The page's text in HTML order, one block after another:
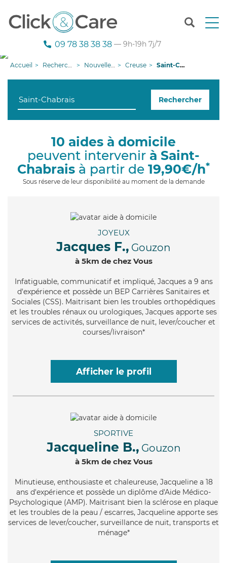
T
n
g
09 78 38 38 38 — 9h-19h 7j/7
Accueil Recherche aide à domicile Nouvelle-Aquitaine Creuse Saint-Chabrais
Rechercher
10 aides à domicile
peuvent intervenir à Saint-
Chabrais à partir de 19,90€/h*
Sous réserve de leur disponibilité au moment de la demande
JOYEUX
Jacques F., Gouzon
à 5km de chez Vous
Infatiguable, communicatif et impliqué, Jacques a 9 ans
d'expérience et possède un BEP Carrières Sanitaires et
Sociales (CSS). Maitrisant bien les troubles orthopédiques
et les troubles rénaux ou urologiques, Jacques apporte ses
services de activités, surveillance de nuit, lever/coucher et
courses/livraison*
Afficher le profil
SPORTIVE
Jacqueline B., Gouzon
à 5km de chez Vous
Minutieuse, enthousiaste et chaleureuse, Jacqueline a 18
ans d'expérience et possède un diplôme d'Aide Médico-
Psychologique (AMP). Maitrisant bien la sclérose en plaque
et les troubles de la peau / escarres, Jacqueline apporte ses
services de lever/coucher, surveillance de nuit, transports et
ménage*